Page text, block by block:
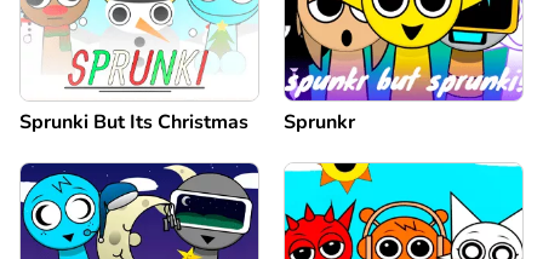
Sprunki But Its Christmas Sprunkr